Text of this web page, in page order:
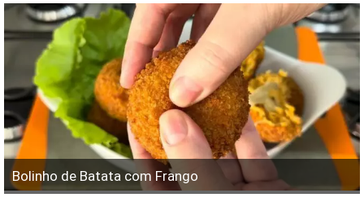
Bolinho de Batata com Frango